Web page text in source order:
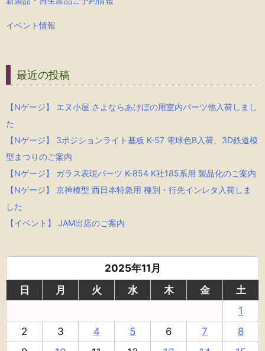
イベント情報
最近の投稿
【Nゲージ】 エヌ小屋 さよならあけぼの用室内パーツ他入荷しまし
た
【Nゲージ】 3ポジションライト基板 K-57 電球色B入荷、3D鉄道模
型まつりのご案内
【Nゲージ】 ガラス表現パーツ K-854 K社185系用 製品化のご案内
【Nゲージ】 京神模型 西日本特急用 種別・行先インレタ入荷しま
した
【イベント】 JAM出店のご案内
2025年11月
日
月 火 水 木 金
土
1
2
3 4 5 6 7
8